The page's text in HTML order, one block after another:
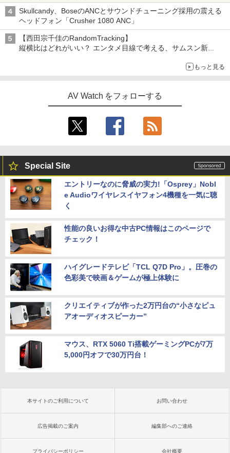
Skullcandy、BoseのANCとサウンドチューニング採用の震える
ヘッドフォン「Crusher 1080 ANC」
【西田宗千佳のRandomTracking】
縦横比はどれがいい？ エンタメ目線で考える、サムスン新
もっと見る
AV Watch をフォローする
Special Site
エントリーなのに脅威の実力!「Osprey」Nobl
e Audioワイヤレスイヤフォン4機種を一気に聴
く
性能の良いお得な中古PC情報はこのページで
チェック！
ハイグレードテレビ「TCL Q7D Pro」。圧巻の
色彩美で映画＆ゲームが極上体験に
クリエイティブが作った2万円台の“小さなピュ
アオーディオスピーカー”
マウス、RTX 5060 Ti搭載ゲーミングPCが7万
5,000円オフで30万円台！
本サイトのご利用について お問い合わせ
広告掲載のご案内 編集部へのご連絡
プライバシーポリシー 会社概要